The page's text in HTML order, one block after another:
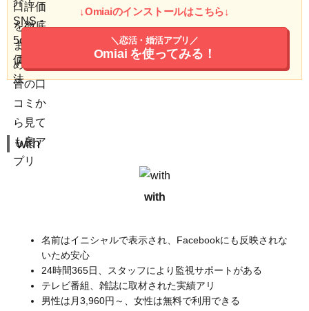
↓Omiaiのインストールはこちら↓
＼恋活・婚活アプリ／
Omiai を使ってみる！
with
with
名前はイニシャルで表示され、Facebookにも反映されな
いため安心
24時間365日、スタッフにより監視サポートがある
テレビ番組、雑誌に取材された実績アリ
男性は月3,960円～、女性は無料で利用できる